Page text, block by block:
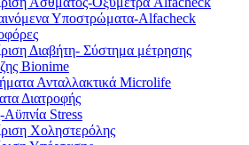
Υποστρώματα-Alfacheck
Διαβήτη- Σύστημα μέτρησης
Bionime
Ανταλλακτικά Microlife
Διατροφής
Αϋπνία Stress
Χοληστερόλης